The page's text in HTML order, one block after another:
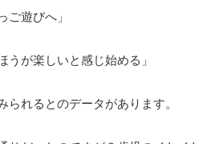
ご遊びへ」
うが楽しいと感じ始める」
られるとのデータがあります。